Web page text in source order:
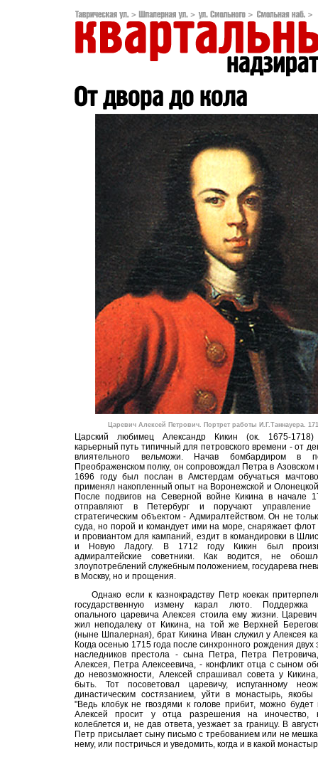
Царевич Алексей Петрович. Портрет работы И.Г.Таннауера.
Царский любимец Александр Кикин (ок. 1675-
карьерный путь типичный для петровского времени - от
влиятельного вельможи. Начав бомбардиром в
Преображенском полку, он сопровождал Петра в Азовском
1696 году был послан в Амстердам обучаться
применял накопленный опыт на Воронежской и
После подвигов на Северной войне Кикина в начале
отправляют в Петербург и поручают управление
стратегическим объектом - Адмиралтейством. Он не
суда, но порой и командует ими на море, снаряжает
и провиантом для кампаний, ездит в командировки в
и Новую Ладогу. В 1712 году Кикин был
адмиралтейские советники. Как водится, не
злоупотреблений служебным положением, государева
в Москву, но и прощения.
Однако если к казнокрадству Петр коекак
государственную измену карал люто. Поддержка
опального царевича Алексея стоила ему жизни.
жил неподалеку от Кикина, на той же Верхней
(ныне Шпалерная), брат Кикина Иван служил у Алексея
Когда осенью 1715 года после синхронного рождения двух
наследников престола - сына Петра, Петра
Алексея, Петра Алексеевича, - конфликт отца с сыном
до невозможности, Алексей спрашивал совета у
быть. Тот посоветовал царевичу, испуганному
династическим состязанием, уйти в монастырь, якобы
"Ведь клобук не гвоздями к голове прибит, можно будет
Алексей просит у отца разрешения на иночество,
колеблется и, не дав ответа, уезжает за границу. В
Петр присылает сыну письмо с требованием или не
нему, или постричься и уведомить, когда и в какой